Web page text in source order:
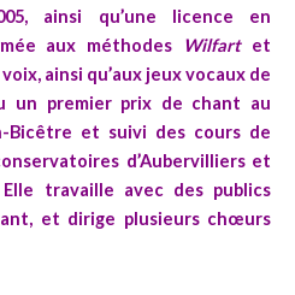
ainsi qu’une licence en
aux méthodes
Wilfartet
ainsi qu’aux jeux vocaux de
un premier prix de chant au
Bicêtre et suivi des cours de
d’Aubervilliers et
travaille avec des publics
et dirige plusieurs chœurs